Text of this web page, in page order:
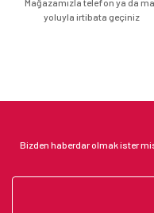
yoluyla irtibata geçiniz